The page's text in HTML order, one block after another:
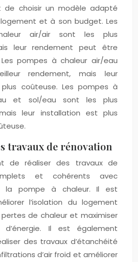
de choisir un modèle adapté
et à son budget. Les
air/air sont les plus
leur rendement peut être
pompes à chaleur air/eau
rendement, mais leur
coûteuse. Les pompes à
et sol/eau sont les plus
leur installation est plus
travaux de rénovation
de réaliser des travaux de
et cohérents avec
la pompe à chaleur. Il est
l’isolation du logement
de chaleur et maximiser
d’énergie. Il est également
des travaux d’étanchéité
d’air froid et améliorer